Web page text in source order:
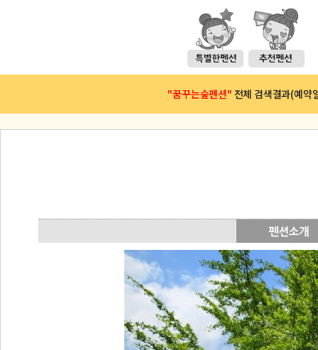
"꿈꾸는숲펜션" 전체 검색결과(예